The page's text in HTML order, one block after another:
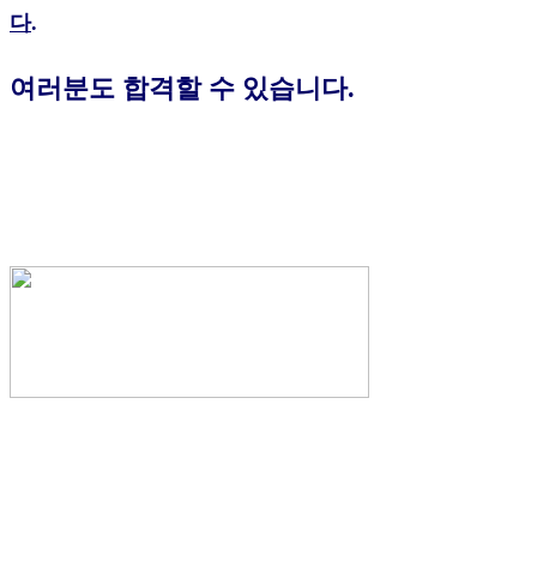
다.
여러분도 합격할 수 있습니다.